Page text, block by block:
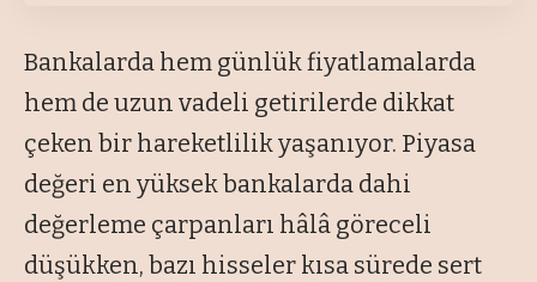
Bankalarda hem günlük fiyatlamalarda
hem de uzun vadeli getirilerde dikkat
çeken bir hareketlilik yaşanıyor. Piyasa
değeri en yüksek bankalarda dahi
değerleme çarpanları hâlâ göreceli
düşükken, bazı hisseler kısa sürede sert